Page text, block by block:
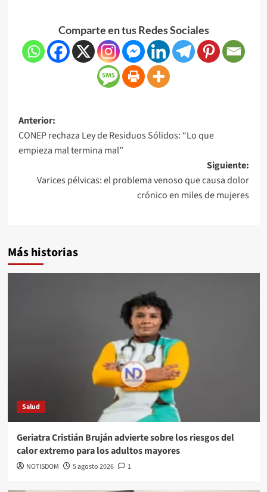
Comparte en tus Redes Sociales
Anterior:
CONEP rechaza Ley de Residuos Sólidos: “Lo que
empieza mal termina mal”
Siguiente:
Varices pélvicas: el problema venoso que causa dolor
crónico en miles de mujeres
Más historias
Salud
Geriatra Cristián Bruján advierte sobre los riesgos del
calor extremo para los adultos mayores
NOTISDOM 5 agosto 2026 1